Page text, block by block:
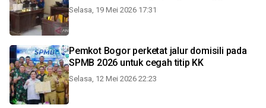
Selasa, 19 Mei 2026 17:31
Pemkot Bogor perketat jalur domisili pada
SPMB 2026 untuk cegah titip KK
Selasa, 12 Mei 2026 22:23